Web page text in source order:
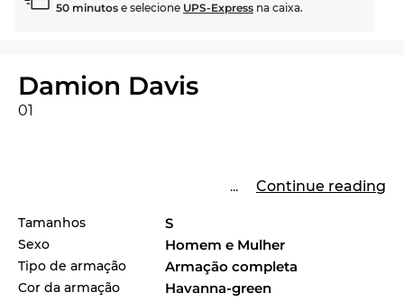
50 minutos e selecione UPS-Express na caixa.
Damion Davis
01
... Continue reading
Tamanhos S
Sexo Homem e Mulher
Tipo de armação Armação completa
Cor da armação Havanna-green